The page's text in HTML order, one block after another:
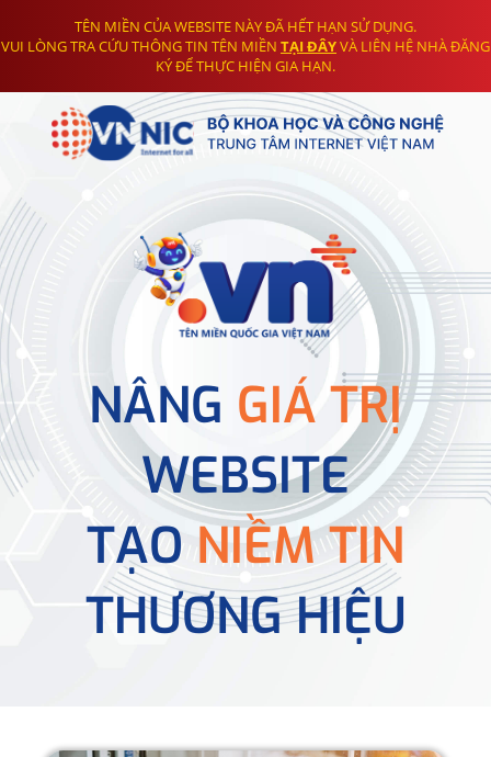
TÊN MIỀN CỦA WEBSITE NÀY ĐÃ HẾT HẠN SỬ DỤNG.
VUI LÒNG TRA CỨU THÔNG TIN TÊN MIỀN TẠI ĐÂYVÀ LIÊN HỆ NHÀ ĐĂNG
KÝ ĐỂ THỰC HIỆN GIA HẠN.
NÂNG GIÁ TRỊ
WEBSITE
TẠONIỀM TIN
THƯƠNG HIỆU